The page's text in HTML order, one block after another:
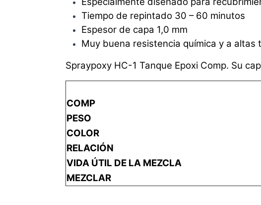
Tiempo de repintado 30 – 60 minutos
Espesor de capa 1,0 mm
Muy buena resistencia química y a altas
Spraypoxy HC-1 Tanque Epoxi Comp. Su
COMP
PESO
COLOR
RELACIÓN
VIDA ÚTIL DE LA MEZCLA
MEZCLAR